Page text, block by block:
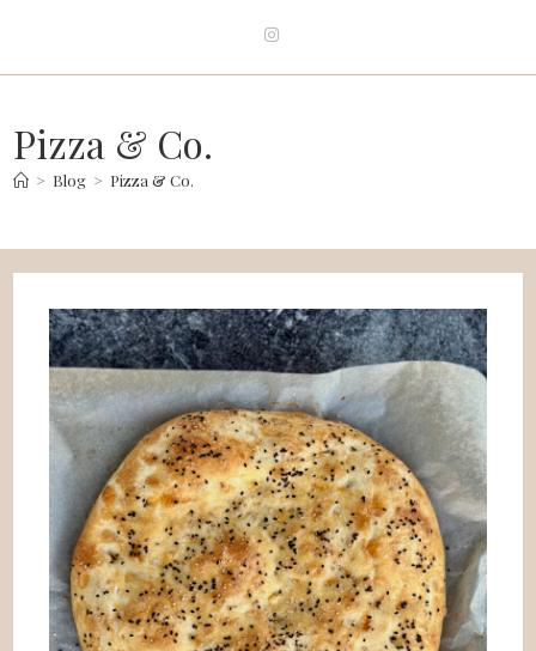
Pizza & Co.
> Blog > Pizza & Co.